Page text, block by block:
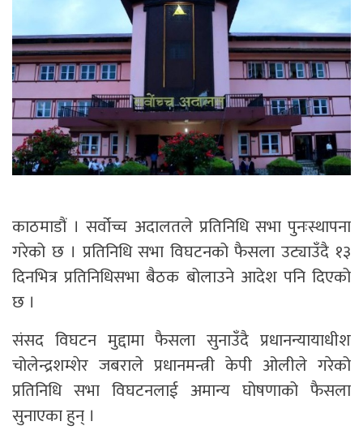
काठमाडौं । सर्वोच्च अदालतले प्रतिनिधि सभा पुनःस्थापना
गरेको छ । प्रतिनिधि सभा विघटनको फैसला उट्याउँदै १३
दिनभित्र प्रतिनिधिसभा बैठक बोलाउने आदेश पनि दिएको
छ ।
संसद विघटन मुद्दामा फैसला सुनाउँदै प्रधानन्यायाधीश
चोलेन्द्रशम्शेर जबराले प्रधानमन्त्री केपी ओलीले गरेको
प्रतिनिधि सभा विघटनलाई अमान्य घोषणाको फैसला
सुनाएका हुन् ।